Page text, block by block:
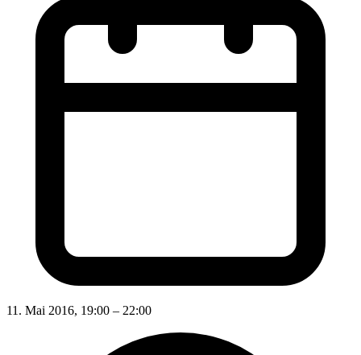
11. Mai 2016, 19:00 – 22:00